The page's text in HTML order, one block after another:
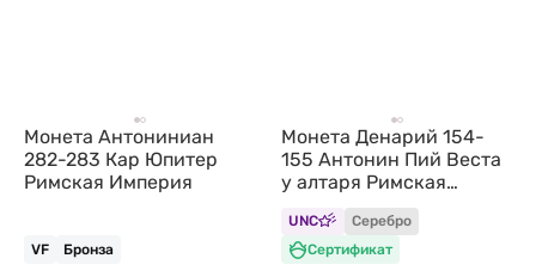
Монета Антониниан
282-283 Кар Юпитер
Римская Империя
VF Бронза
Монета Денарий 154-
155 Антонин Пий Веста
у алтаря Римская
Империя
UNC
Серебро
Сертификат